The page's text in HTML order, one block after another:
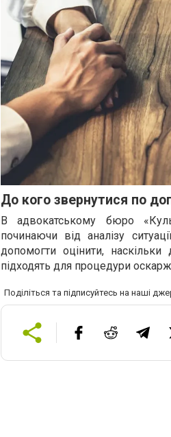
До кого звернутися по
В адвокатському бюро
починаючи від аналізу
допомогти оцінити,
підходять для процедури
Поділіться та підписуйтесь на наші